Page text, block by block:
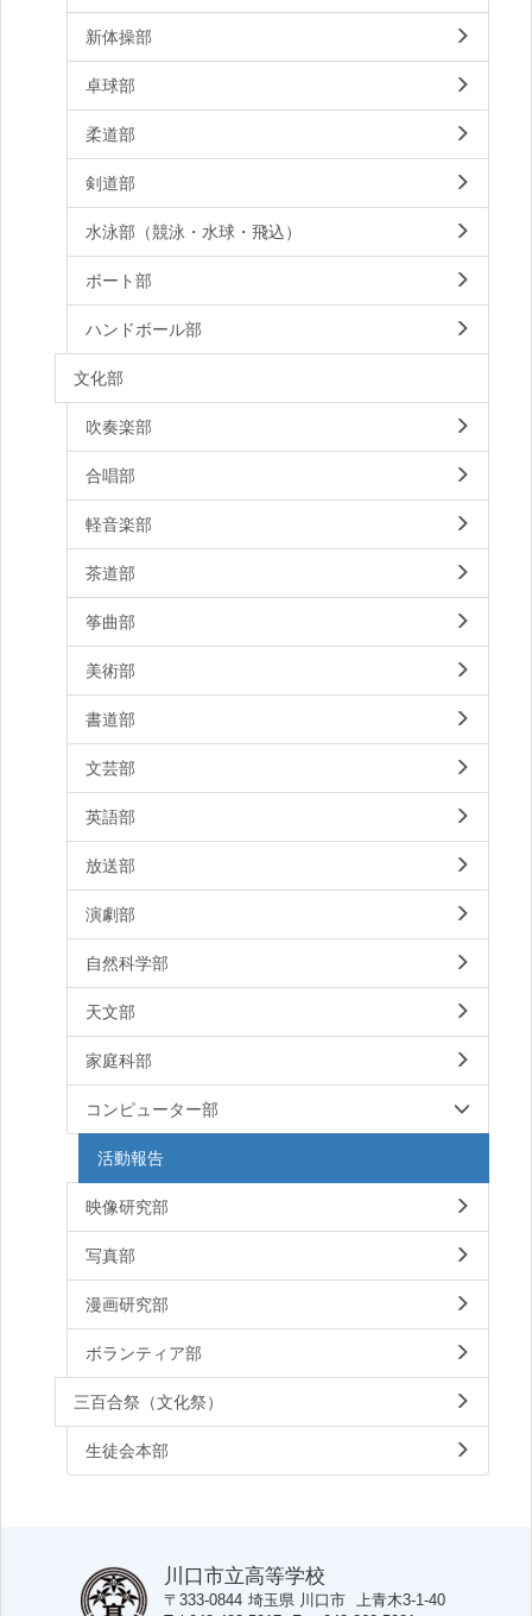
新体操部
卓球部
柔道部
剣道部
水泳部（競泳・水球・飛込）
ボート部
ハンドボール部
文化部
吹奏楽部
合唱部
軽音楽部
茶道部
筝曲部
美術部
書道部
文芸部
英語部
放送部
演劇部
自然科学部
天文部
家庭科部
コンピューター部
活動報告
映像研究部
写真部
漫画研究部
ボランティア部
三百合祭（文化祭）
生徒会本部
川口市立高等学校
〒333-0844 埼玉県 川口市 上青木3-1-40